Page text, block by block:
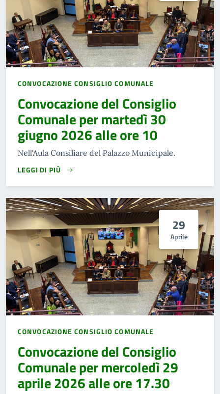
CONVOCAZIONE CONSIGLIO COMUNALE
Convocazione del Consiglio
Comunale per martedì 30
giugno 2026 alle ore 10
Nell'Aula Consiliare del Palazzo Municipale.
LEGGI DI PIÙ
29
Aprile
CONVOCAZIONE CONSIGLIO COMUNALE
Convocazione del Consiglio
Comunale per mercoledì 29
aprile 2026 alle ore 17.30